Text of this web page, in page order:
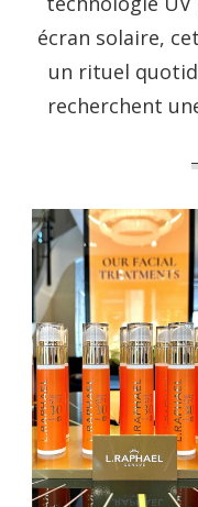
écran solaire,
un rituel
recherchent